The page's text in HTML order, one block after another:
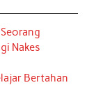
Nakes
Bertahan